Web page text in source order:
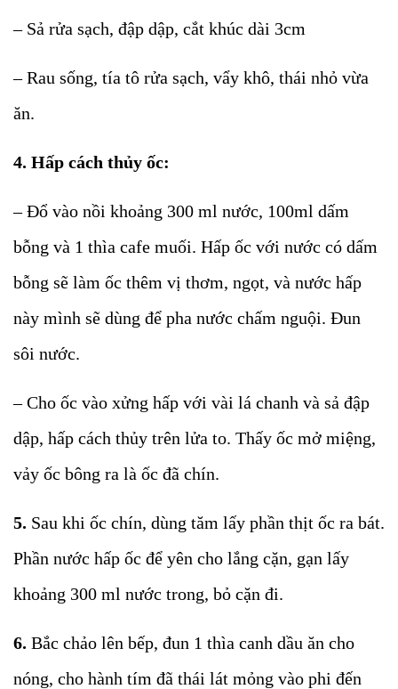
– Sả rửa sạch, đập dập, cắt khúc dài 3cm
– Rau sống, tía tô rửa sạch, vẩy khô, thái nhỏ vừa
ăn.
4. Hấp cách thủy ốc:
– Đổ vào nồi khoảng 300 ml nước, 100ml dấm
bỗng và 1 thìa cafe muối. Hấp ốc với nước có dấm
bỗng sẽ làm ốc thêm vị thơm, ngọt, và nước hấp
này mình sẽ dùng để pha nước chấm nguội. Đun
sôi nước.
– Cho ốc vào xửng hấp với vài lá chanh và sả đập
dập, hấp cách thủy trên lửa to. Thấy ốc mở miệng,
vảy ốc bông ra là ốc đã chín.
5. Sau khi ốc chín, dùng tăm lấy phần thịt ốc ra bát.
Phần nước hấp ốc để yên cho lắng cặn, gạn lấy
khoảng 300 ml nước trong, bỏ cặn đi.
6. Bắc chảo lên bếp, đun 1 thìa canh dầu ăn cho
nóng, cho hành tím đã thái lát mỏng vào phi đến